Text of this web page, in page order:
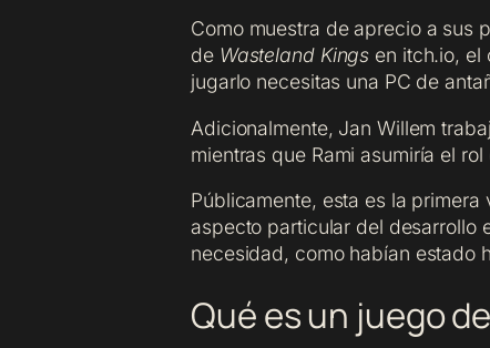
Como muestra de aprecio a sus
de Wasteland Kings en itch.io, el
jugarlo necesitas una PC de
Adicionalmente, Jan Willem
mientras que Rami asumiría el
Públicamente, esta es la
aspecto particular del desarrollo
necesidad, como habían estado
Qué es un juego